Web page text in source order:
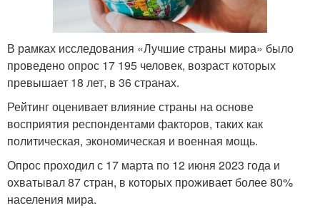
В рамках исследования «Лучшие страны мира» было
проведено опрос 17 195 человек, возраст которых
превышает 18 лет, в 36 странах.
Рейтинг оценивает влияние страны на основе
восприятия респондентами факторов, таких как
политическая, экономическая и военная мощь.
Опрос проходил с 17 марта по 12 июня 2023 года и
охватывал 87 стран, в которых проживает более 80%
населения мира.